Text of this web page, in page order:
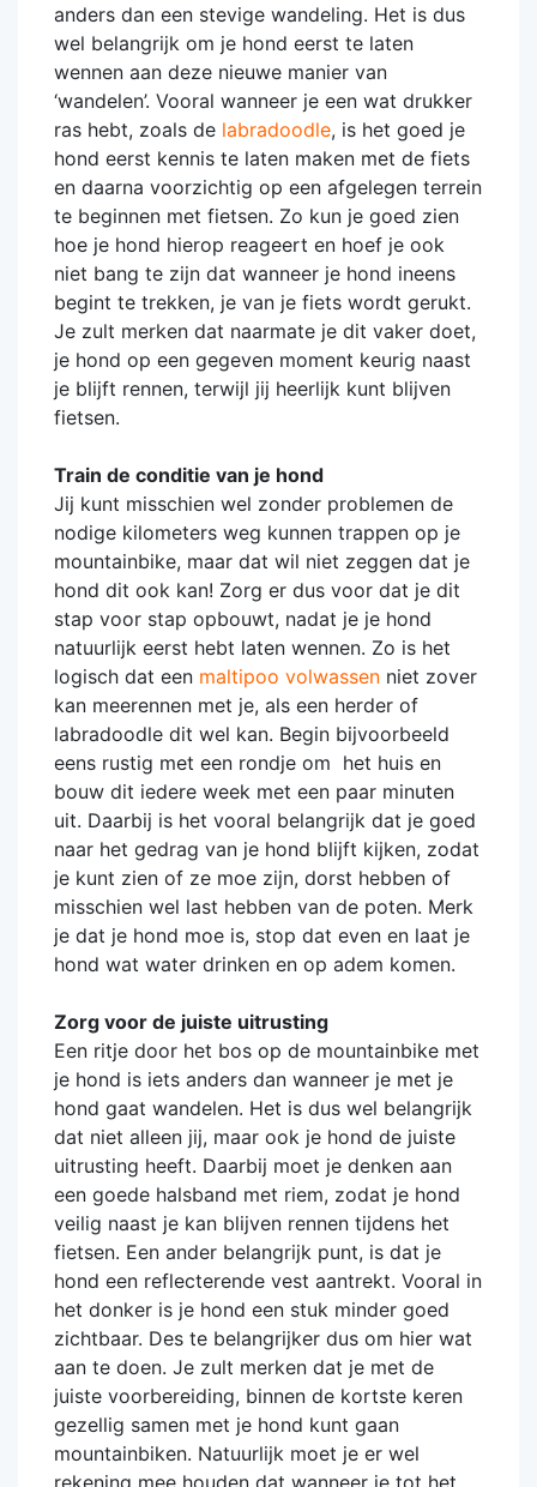
anders dan een stevige wandeling. Het is dus
wel belangrijk om je hond eerst te laten
wennen aan deze nieuwe manier van
‘wandelen’. Vooral wanneer je een wat drukker
ras hebt, zoals de labradoodle, is het goed je
hond eerst kennis te laten maken met de fiets
en daarna voorzichtig op een afgelegen terrein
te beginnen met fietsen. Zo kun je goed zien
hoe je hond hierop reageert en hoef je ook
niet bang te zijn dat wanneer je hond ineens
begint te trekken, je van je fiets wordt gerukt.
Je zult merken dat naarmate je dit vaker doet,
je hond op een gegeven moment keurig naast
je blijft rennen, terwijl jij heerlijk kunt blijven
fietsen.
Train de conditie van je hond
Jij kunt misschien wel zonder problemen de
nodige kilometers weg kunnen trappen op je
mountainbike, maar dat wil niet zeggen dat je
hond dit ook kan! Zorg er dus voor dat je dit
stap voor stap opbouwt, nadat je je hond
natuurlijk eerst hebt laten wennen. Zo is het
logisch dat een maltipoo volwassen niet zover
kan meerennen met je, als een herder of
labradoodle dit wel kan. Begin bijvoorbeeld
eens rustig met een rondje om het huis en
bouw dit iedere week met een paar minuten
uit. Daarbij is het vooral belangrijk dat je goed
naar het gedrag van je hond blijft kijken, zodat
je kunt zien of ze moe zijn, dorst hebben of
misschien wel last hebben van de poten. Merk
je dat je hond moe is, stop dat even en laat je
hond wat water drinken en op adem komen.
Zorg voor de juiste uitrusting
Een ritje door het bos op de mountainbike met
je hond is iets anders dan wanneer je met je
hond gaat wandelen. Het is dus wel belangrijk
dat niet alleen jij, maar ook je hond de juiste
uitrusting heeft. Daarbij moet je denken aan
een goede halsband met riem, zodat je hond
veilig naast je kan blijven rennen tijdens het
fietsen. Een ander belangrijk punt, is dat je
hond een reflecterende vest aantrekt. Vooral in
het donker is je hond een stuk minder goed
zichtbaar. Des te belangrijker dus om hier wat
aan te doen. Je zult merken dat je met de
juiste voorbereiding, binnen de kortste keren
gezellig samen met je hond kunt gaan
mountainbiken. Natuurlijk moet je er wel
rekening mee houden dat wanneer je tot het